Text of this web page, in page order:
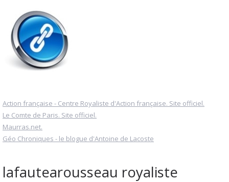
Action française - Centre Royaliste d'Action française. Site officiel.
Le Comte de Paris. Site officiel.
Maurras.net.
Géo Chroniques - le blogue d'Antoine de Lacoste
lafautearousseau royaliste